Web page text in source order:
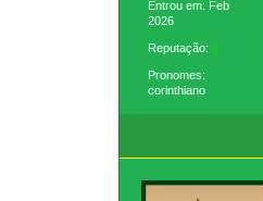
Entrou em: Feb
2026
Reputação: 1
Pronomes:
corinthiano